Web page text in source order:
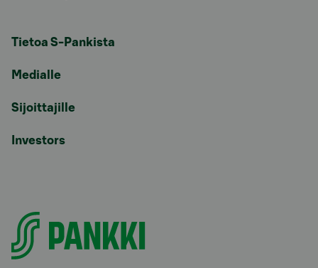
Tietoa S-Pankista
Medialle
Sijoittajille
Investors